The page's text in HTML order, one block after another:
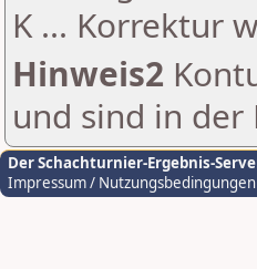
K ... Korrektur
Hinweis2
und sind in
Der Schachturnier-Ergebnis-
Impressum / Nutzungsbedingungen